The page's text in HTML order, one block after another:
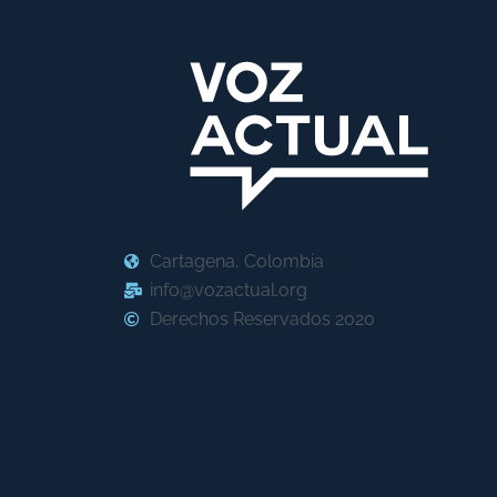
Cartagena, Colombia
info@vozactual.org
Derechos Reservados 2020